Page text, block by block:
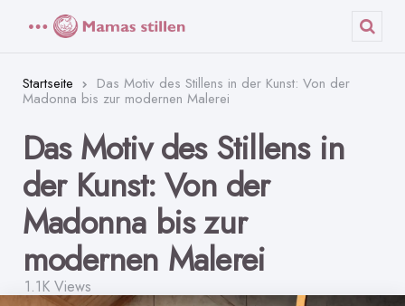
Startseite Das Motiv des Stillens in der Kunst: Von der
Madonna bis zur modernen Malerei
Das Motiv des Stillens in
der Kunst: Von der
Madonna bis zur
modernen Malerei
1.1K Views